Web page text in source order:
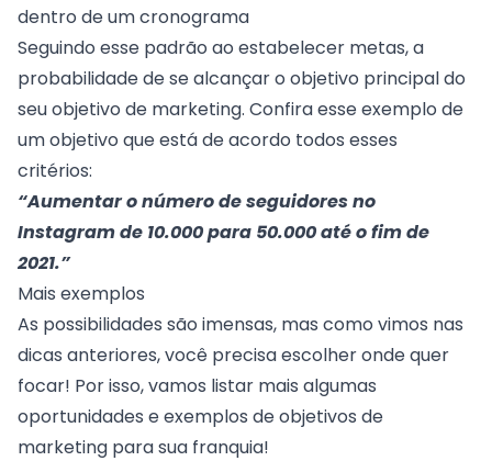
dentro de um cronograma
Seguindo esse padrão ao estabelecer metas, a
probabilidade de se alcançar o objetivo principal do
seu objetivo de marketing. Confira esse exemplo de
um objetivo que está de acordo todos esses
critérios:
“Aumentar o número de seguidores no
Instagram de 10.000 para 50.000 até o fim de
2021.”
Mais exemplos
As possibilidades são imensas, mas como vimos nas
dicas anteriores, você precisa escolher onde quer
focar! Por isso, vamos listar mais algumas
oportunidades e exemplos de objetivos de
marketing para sua franquia!